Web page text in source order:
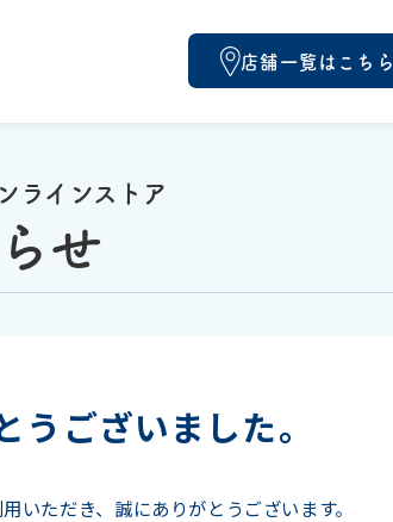
店舗一覧はこちら
ラインストア
せ
うございました。
いただき、誠にありがとうございます。